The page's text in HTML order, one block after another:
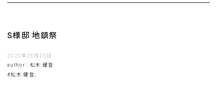
S様邸 地鎮祭
2020年06月25日
author : 松木 健登
#松木 健登,